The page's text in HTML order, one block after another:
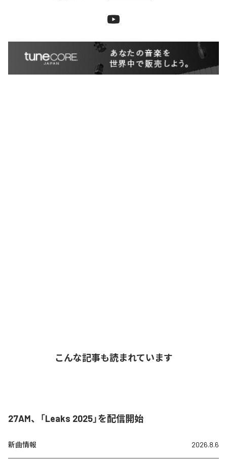
こんな記事も読まれています
27AM、「Leaks 2025」を配信開始
新曲情報 2026.8.6